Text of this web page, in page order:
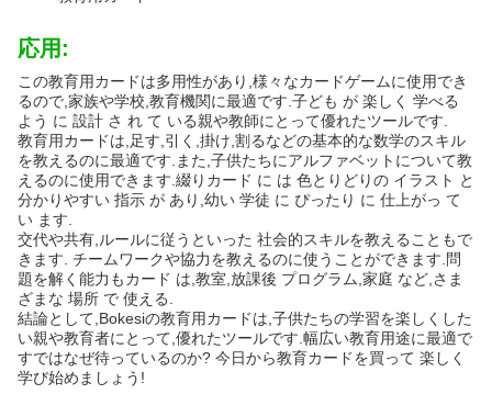
応用:
この教育用カードは多用性があり,様々なカードゲームに使用でき
るので,家族や学校,教育機関に最適です.子ども が 楽しく 学べる
よう に 設計 さ れ て いる親や教師にとって優れたツールです.
教育用カードは,足す,引く,掛け,割るなどの基本的な数学のスキル
を教えるのに最適です.また,子供たちにアルファベットについて教
えるのに使用できます.綴りカード に は 色とりどりの イラスト と
分かりやすい 指示 が あり,幼い 学徒 に ぴったり に 仕上がっ て
い ます.
交代や共有,ルールに従うといった 社会的スキルを教えることもで
きます. チームワークや協力を教えるのに使うことができます.問
題を解く能力もカード は,教室,放課後 プログラム,家庭 など,さま
ざまな 場所 で 使える.
結論として,Bokesiの教育用カードは,子供たちの学習を楽しくした
い親や教育者にとって,優れたツールです.幅広い教育用途に最適で
すではなぜ待っているのか? 今日から教育カードを買って 楽しく
学び始めましょう!